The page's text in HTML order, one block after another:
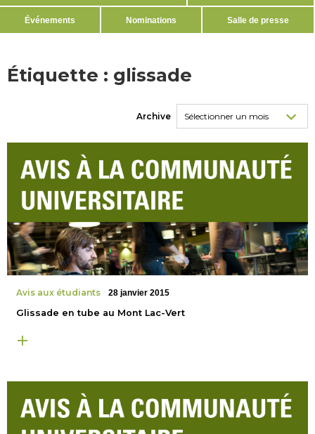
Événements Nominations Salle de presse
Étiquette : glissade
Archive
Avis aux étudiants 28 janvier 2015
Glissade en tube au Mont Lac-Vert